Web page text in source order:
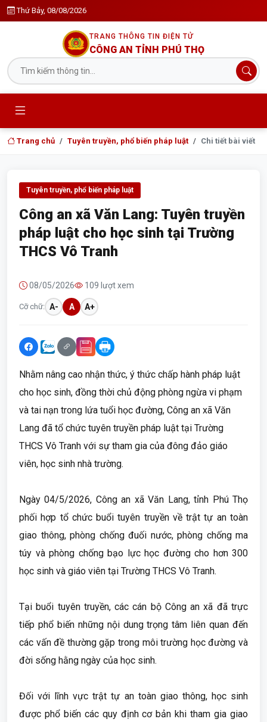
Thứ Bảy, 08/08/2026
TRANG THÔNG TIN ĐIỆN TỬ
CÔNG AN TỈNH PHÚ THỌ
Trang chủ Tuyên truyền, phổ biến pháp luật Chi tiết bài viết
Tuyên truyền, phổ biến pháp luật
Công an xã Văn Lang: Tuyên truyền
pháp luật cho học sinh tại Trường
THCS Vô Tranh
08/05/2026 109 lượt xem
Cỡ chữ: A- A A+
Nhằm nâng cao nhận thức, ý thức chấp hành pháp luật
cho học sinh, đồng thời chủ động phòng ngừa vi phạm
và tai nạn trong lứa tuổi học đường, Công an xã Văn
Lang đã tổ chức tuyên truyền pháp luật tại Trường
THCS Vô Tranh với sự tham gia của đông đảo giáo
viên, học sinh nhà trường.
Ngày 04/5/2026, Công an xã Văn Lang, tỉnh Phú Thọ
phối hợp tổ chức buổi tuyên truyền về trật tự an toàn
giao thông, phòng chống đuối nước, phòng chống ma
túy và phòng chống bạo lực học đường cho hơn 300
học sinh và giáo viên tại Trường THCS Vô Tranh.
Tại buổi tuyên truyền, các cán bộ Công an xã đã trực
tiếp phổ biến những nội dung trọng tâm liên quan đến
các vấn đề thường gặp trong môi trường học đường và
đời sống hằng ngày của học sinh.
Đối với lĩnh vực trật tự an toàn giao thông, học sinh
được phổ biến các quy định cơ bản khi tham gia giao